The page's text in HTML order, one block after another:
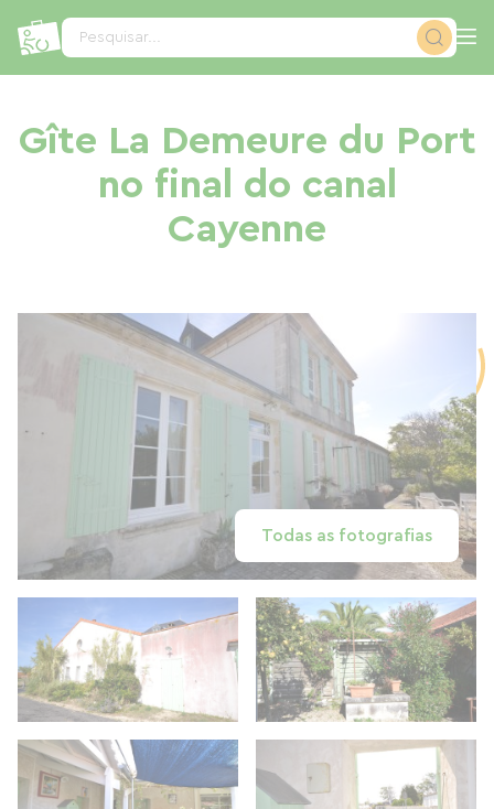
Pesquisar...
Gîte La Demeure du Port
no final do canal
Cayenne
Todas as fotografias
Painel de Gerenciamento de Cookies